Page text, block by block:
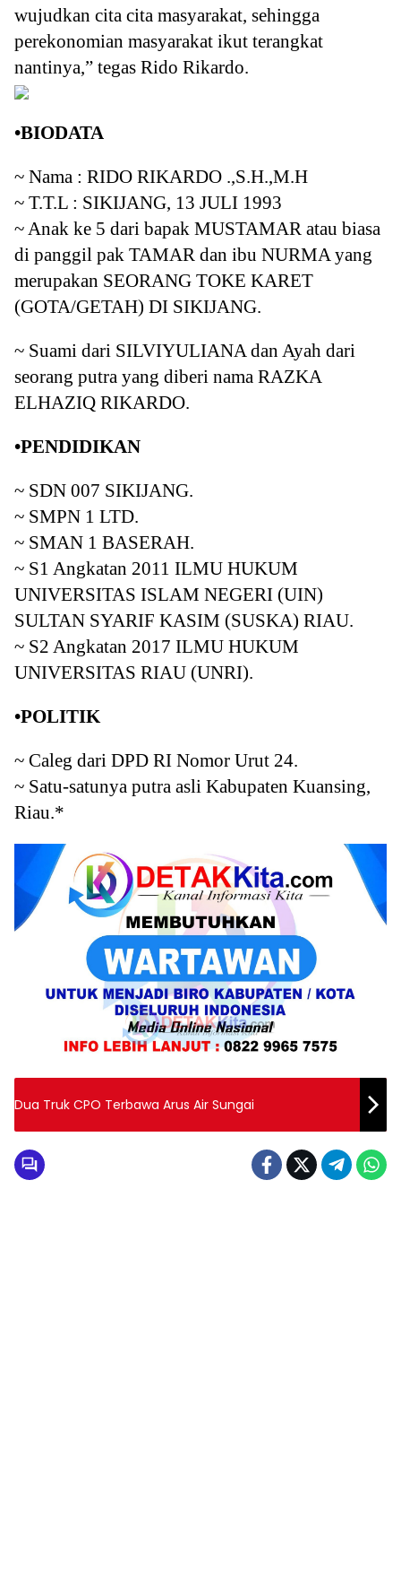
wujudkan cita cita masyarakat, sehingga
perekonomian masyarakat ikut terangkat
nantinya,” tegas Rido Rikardo.
•BIODATA
~ Nama : RIDO RIKARDO .,S.H.,M.H
~ T.T.L : SIKIJANG, 13 JULI 1993
~ Anak ke 5 dari bapak MUSTAMAR atau biasa
di panggil pak TAMAR dan ibu NURMA yang
merupakan SEORANG TOKE KARET
(GOTA/GETAH) DI SIKIJANG.
~ Suami dari SILVIYULIANA dan Ayah dari
seorang putra yang diberi nama RAZKA
ELHAZIQ RIKARDO.
•PENDIDIKAN
~ SDN 007 SIKIJANG.
~ SMPN 1 LTD.
~ SMAN 1 BASERAH.
~ S1 Angkatan 2011 ILMU HUKUM
UNIVERSITAS ISLAM NEGERI (UIN)
SULTAN SYARIF KASIM (SUSKA) RIAU.
~ S2 Angkatan 2017 ILMU HUKUM
UNIVERSITAS RIAU (UNRI).
•POLITIK
~ Caleg dari DPD RI Nomor Urut 24.
~ Satu-satunya putra asli Kabupaten Kuansing,
Riau.*
Dua Truk CPO Terbawa Arus Air Sungai